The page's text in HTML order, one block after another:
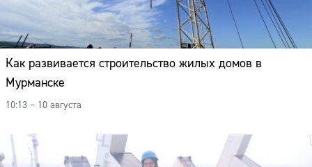
Как развивается строительство жилых домов в
Мурманске
10:13 – 10 августа